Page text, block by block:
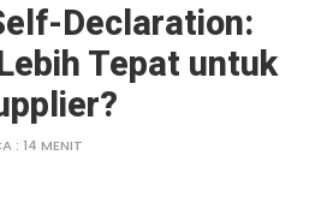
Declaration:
Tepat untuk
: 14 MENIT